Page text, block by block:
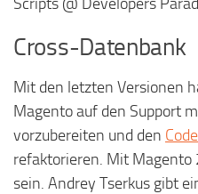
Cross-Datenbank
Mit den letzten Versionen
Magento auf den Support
vorzubereiten und den Code
refaktorieren. Mit Magento
sein. Andrey Tserkus gibt